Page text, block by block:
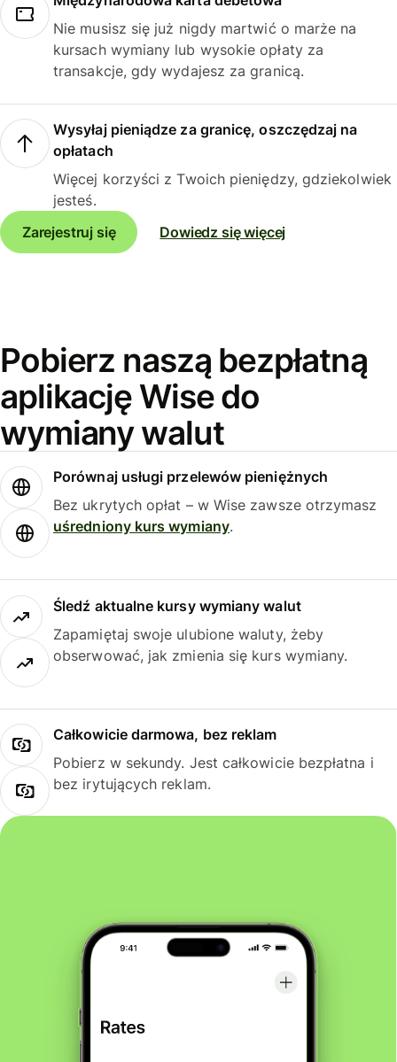
Nie musisz się już nigdy martwić o marże na
kursach wymiany lub wysokie opłaty za
transakcje, gdy wydajesz za granicą.
Wysyłaj pieniądze za granicę, oszczędzaj na
opłatach
Więcej korzyści z Twoich pieniędzy, gdziekolwiek
jesteś.
Zarejestruj się
Dowiedz się więcej
Pobierz naszą bezpłatną
aplikację Wise do
wymiany walut
Porównaj usługi przelewów pieniężnych
Bez ukrytych opłat – w Wise zawsze otrzymasz
uśredniony kurs wymiany.
Śledź aktualne kursy wymiany walut
Zapamiętaj swoje ulubione waluty, żeby
obserwować, jak zmienia się kurs wymiany.
Całkowicie darmowa, bez reklam
Pobierz w sekundy. Jest całkowicie bezpłatna i
bez irytujących reklam.